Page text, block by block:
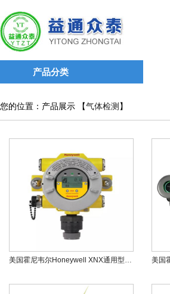
产品分类
您的位置：产品展示 【气体检测 】
美国霍尼韦尔Honeywell XNX通用型气体变送器